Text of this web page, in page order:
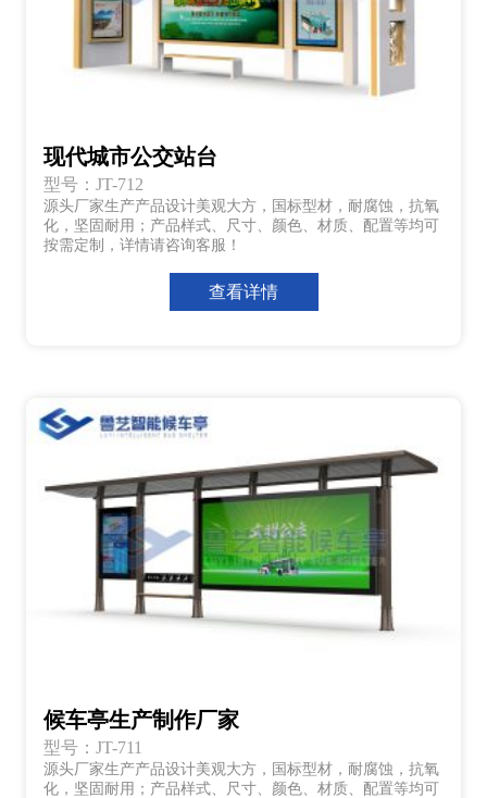
现代城市公交站台
型号：JT-712
源头厂家生产产品设计美观大方，国标型材，耐腐蚀，抗氧
化，坚固耐用；产品样式、尺寸、颜色、材质、配置等均可
按需定制，详情请咨询客服！
查看详情
候车亭生产制作厂家
型号：JT-711
源头厂家生产产品设计美观大方，国标型材，耐腐蚀，抗氧
化，坚固耐用；产品样式、尺寸、颜色、材质、配置等均可